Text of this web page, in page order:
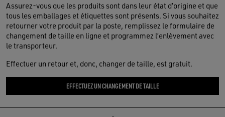
Assurez-vous que les produits sont dans leur état d’origine et que
tous les emballages et étiquettes sont présents. Si vous souhaitez
retourner votre produit par la poste, remplissez le formulaire de
changement de taille en ligne et programmez l’enlèvement avec
le transporteur.
Effectuer un retour et, donc, changer de taille, est gratuit.
EFFECTUEZ UN CHANGEMENT DE TAILLE